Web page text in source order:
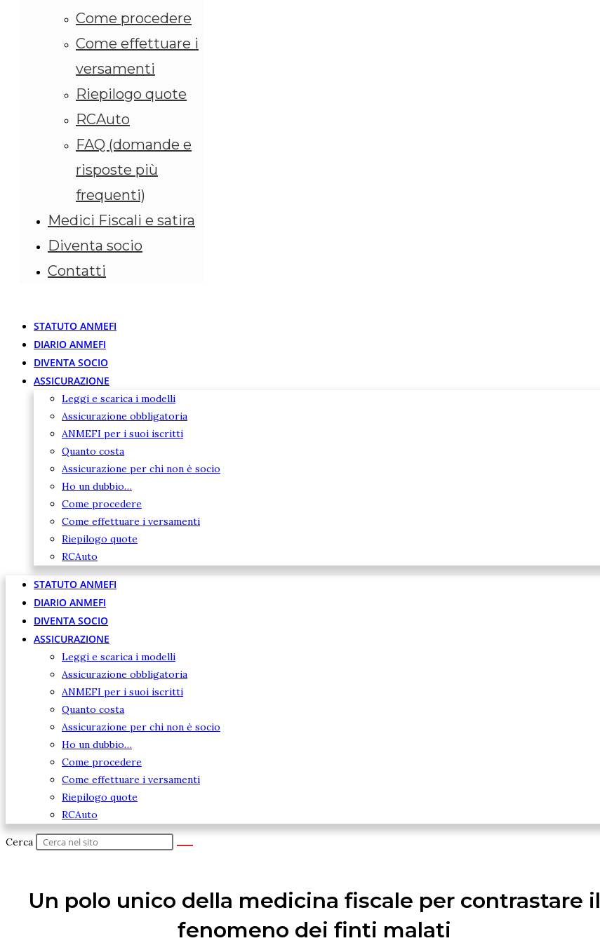
Come procedere
Come effettuare i
versamenti
Riepilogo quote
RCAuto
FAQ (domande e
risposte più
frequenti)
Medici Fiscali e satira
Diventa socio
Contatti
STATUTO ANMEFI
DIARIO ANMEFI
DIVENTA SOCIO
ASSICURAZIONE
Leggi e scarica i modelli
Assicurazione obbligatoria
ANMEFI per i suoi iscritti
Quanto costa
Assicurazione per chi non è socio
Ho un dubbio…
Come procedere
Come effettuare i versamenti
Riepilogo quote
RCAuto
STATUTO ANMEFI
DIARIO ANMEFI
DIVENTA SOCIO
ASSICURAZIONE
Leggi e scarica i modelli
Assicurazione obbligatoria
ANMEFI per i suoi iscritti
Quanto costa
Assicurazione per chi non è socio
Ho un dubbio…
Come procedere
Come effettuare i versamenti
Riepilogo quote
RCAuto
Cerca
Un polo unico della medicina fiscale per contrastare il
fenomeno dei finti malati